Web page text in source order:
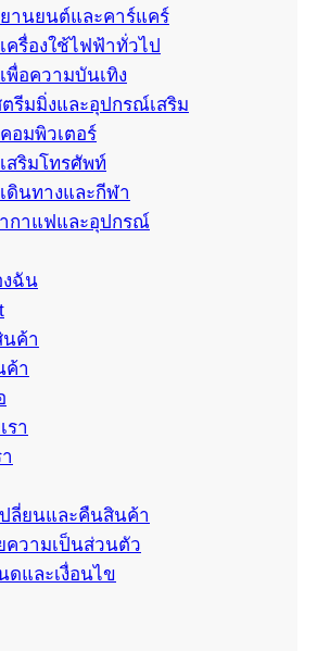
านยนต์และคาร์แคร์
ครื่องใช้ไฟฟ้าทั่วไป
พื่อความบันเทิง
ตรีมมิ่งและอุปกรณ์เสริม
อมพิวเตอร์
สริมโทรศัพท์
ดินทางและกีฬา
ำกาแฟและอุปกรณ์
ฉัน
นค้า
ค้า
รา
ปลี่ยนและคืนสินค้า
ความเป็นส่วนตัว
ดและเงื่อนไข